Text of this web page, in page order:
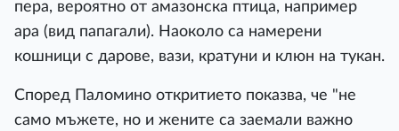
пера, вероятно от амазонска птица, например
ара (вид папагали). Наоколо са намерени
кошници с дарове, вази, кратуни и клюн на тукан.
Според Паломино откритието показва, че "не
само мъжете, но и жените са заемали важно